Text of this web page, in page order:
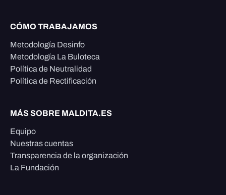
CÓMO TRABAJAMOS
Metodología Desinfo
Metodología La Buloteca
Política de Neutralidad
Política de Rectificación
MÁS SOBRE MALDITA.ES
Equipo
Nuestras cuentas
Transparencia de la organización
La Fundación